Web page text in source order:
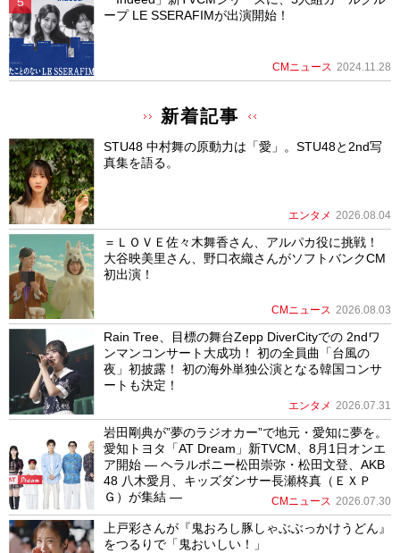
ープ LE SSERAFIMが出演開始！
CMニュース 2024.11.28
新着記事
STU48 中村舞の原動力は「愛」。STU48と2nd写
真集を語る。
エンタメ 2026.08.04
＝ＬＯＶＥ佐々木舞香さん、アルパカ役に挑戦！
大谷映美里さん、野口衣織さんがソフトバンクCM
初出演！
CMニュース 2026.08.03
Rain Tree、目標の舞台Zepp DiverCityでの 2ndワ
ンマンコンサート大成功！ 初の全員曲「台風の
夜」初披露！ 初の海外単独公演となる韓国コンサ
ートも決定！
エンタメ 2026.07.31
岩田剛典が”夢のラジオカー”で地元・愛知に夢を。
愛知トヨタ「AT Dream」新TVCM、8月1日オンエ
ア開始 ― ヘラルボニー松田崇弥・松田文登、AKB
48 八木愛月、キッズダンサー長瀬柊真（ＥＸＰ
Ｇ）が集結 ―
CMニュース 2026.07.30
上戸彩さんが『鬼おろし豚しゃぶぶっかけうどん』
をつるりで「鬼おいしい！」